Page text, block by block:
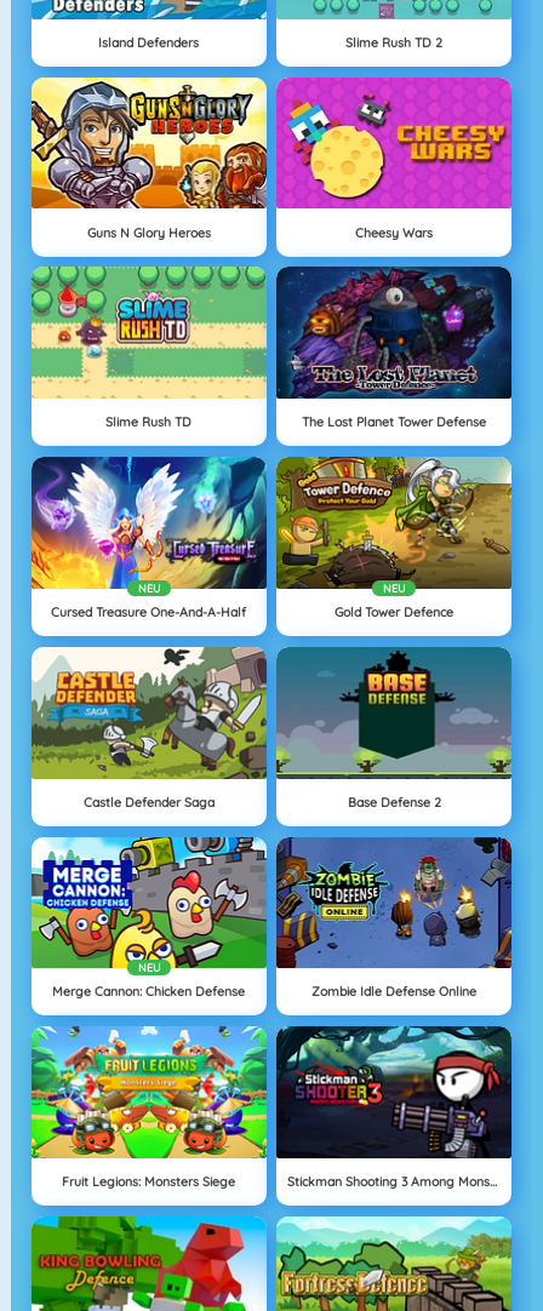
Island Defenders Slime Rush TD 2
Guns N Glory Heroes Cheesy Wars
Slime Rush TD The Lost Planet Tower Defense
NEU
Cursed Treasure One-And-A-Half
NEU
Gold Tower Defence
Castle Defender Saga Base Defense 2
NEU
Merge Cannon: Chicken Defense Zombie Idle Defense Online
Fruit Legions: Monsters Siege Stickman Shooting 3 Among Monsters